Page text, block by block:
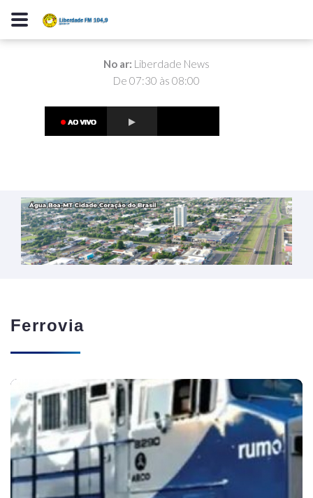
No ar: Liberdade News
De 07:30 às 08:00
Ferrovia